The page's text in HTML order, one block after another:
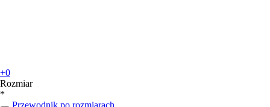
+0
Rozmiar
*
Przewodnik po rozmiarach